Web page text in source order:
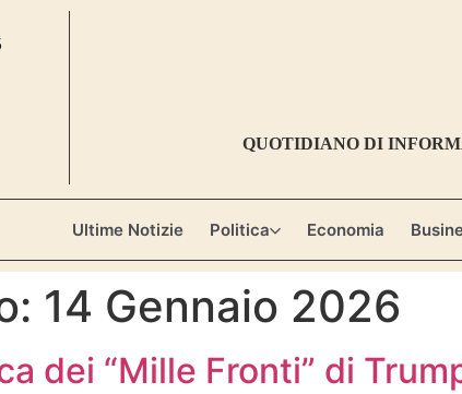
QUOTIDIANO DI
Ultime Notizie Politica Economia
14 Gennaio 2026
dei “Mille Fronti” di